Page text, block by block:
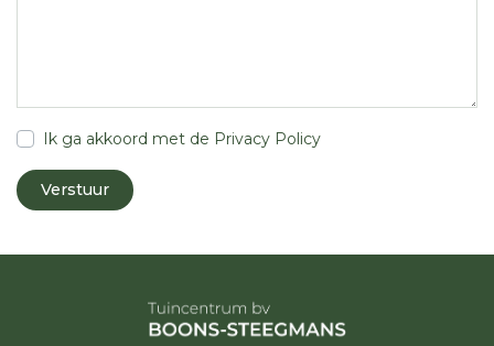
Ik ga akkoord met de Privacy Policy